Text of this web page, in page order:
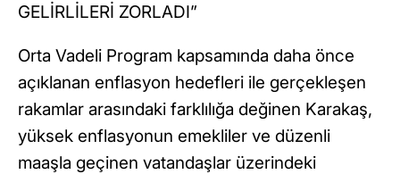
GELİRLİLERİ ZORLADI”
Orta Vadeli Program kapsamında daha önce
açıklanan enflasyon hedefleri ile gerçekleşen
rakamlar arasındaki farklılığa değinen Karakaş,
yüksek enflasyonun emekliler ve düzenli
maaşla geçinen vatandaşlar üzerindeki